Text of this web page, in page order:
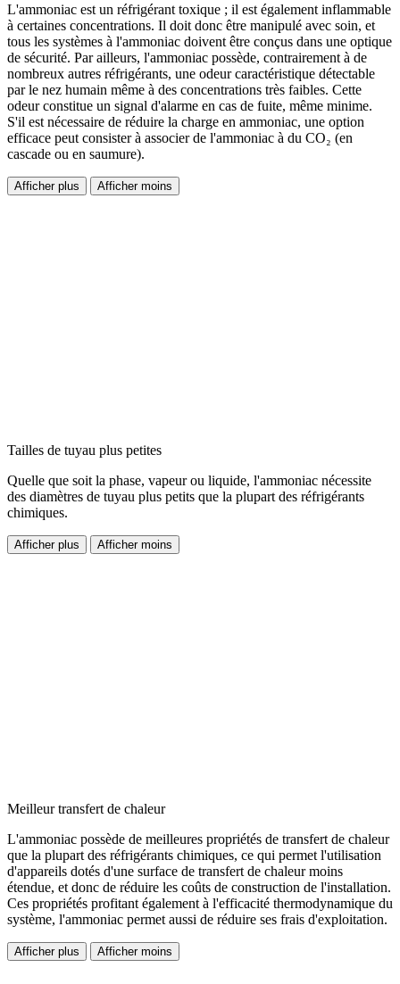
L'ammoniac est un réfrigérant toxique ; il est également inflammable
à certaines concentrations. Il doit donc être manipulé avec soin, et
tous les systèmes à l'ammoniac doivent être conçus dans une optique
de sécurité. Par ailleurs, l'ammoniac possède, contrairement à de
nombreux autres réfrigérants, une odeur caractéristique détectable
par le nez humain même à des concentrations très faibles. Cette
odeur constitue un signal d'alarme en cas de fuite, même minime.
S'il est nécessaire de réduire la charge en ammoniac, une option
efficace peut consister à associer de l'ammoniac à du CO₂ (en
cascade ou en saumure).
Afficher plus Afficher moins
Tailles de tuyau plus petites
Quelle que soit la phase, vapeur ou liquide, l'ammoniac nécessite
des diamètres de tuyau plus petits que la plupart des réfrigérants
chimiques.
Afficher plus Afficher moins
Meilleur transfert de chaleur
L'ammoniac possède de meilleures propriétés de transfert de chaleur
que la plupart des réfrigérants chimiques, ce qui permet l'utilisation
d'appareils dotés d'une surface de transfert de chaleur moins
étendue, et donc de réduire les coûts de construction de l'installation.
Ces propriétés profitant également à l'efficacité thermodynamique du
système, l'ammoniac permet aussi de réduire ses frais d'exploitation.
Afficher plus Afficher moins